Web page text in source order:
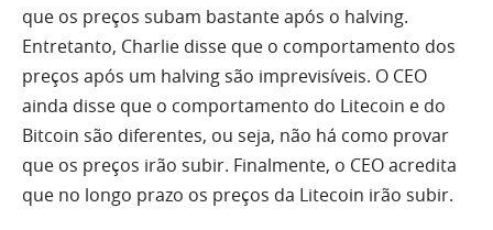
que os preços subam bastante após o halving.
Entretanto, Charlie disse que o comportamento dos
preços após um halving são imprevisíveis. O CEO
ainda disse que o comportamento do Litecoin e do
Bitcoin são diferentes, ou seja, não há como provar
que os preços irão subir. Finalmente, o CEO acredita
que no longo prazo os preços da Litecoin irão subir.